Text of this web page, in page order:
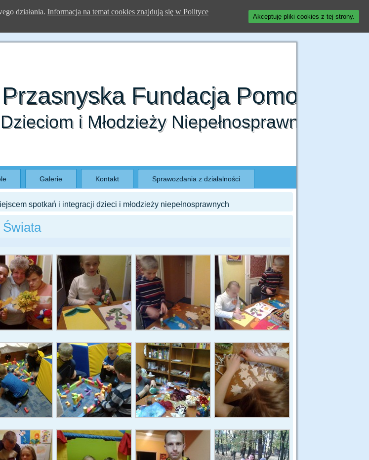
Przasnyska Fundacja Pomocy
Dzieciom i Młodzieży Niepełnosprawnej
Galerie Kontakt Sprawozdania z działalności
spotkań i integracji dzieci i młodzieży niepełnosprawnych
działania. Informacja na temat cookies znajdują się w Polityce
Akceptuję pliki cookies z tej strony.